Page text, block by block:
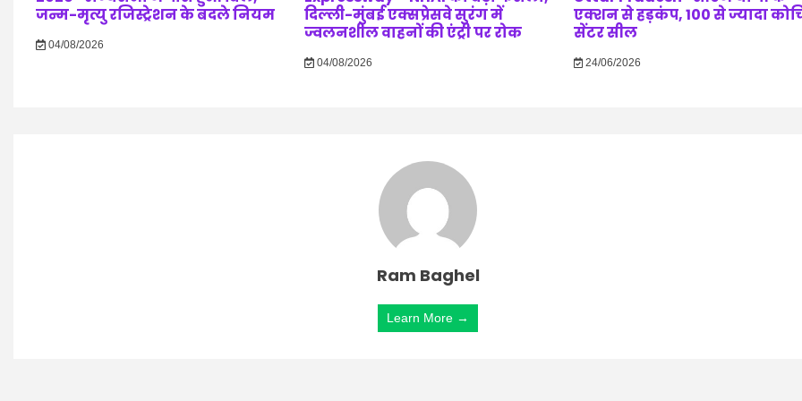
जन्म-मृत्यु रजिस्ट्रेशन के बदले नियम
04/08/2026
दिल्ली-मुंबई एक्सप्रेसवे सुरंग में
ज्वलनशील वाहनों की एंट्री पर रोक
04/08/2026
एक्शन से हड़कंप, 100 से ज्यादा
सेंटर सील
24/06/2026
Ram Baghel
Learn More →